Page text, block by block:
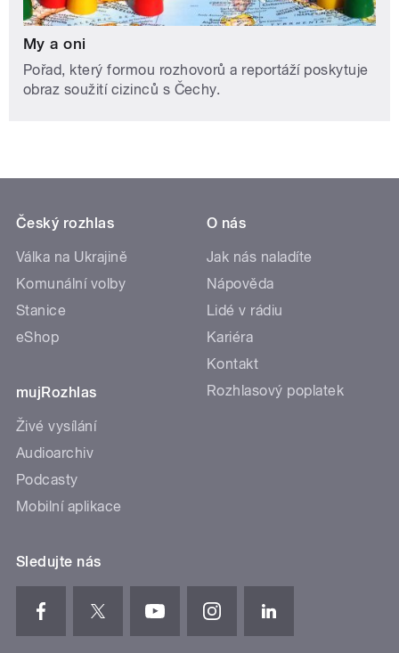
My a oni
Pořad, který formou rozhovorů a reportáží poskytuje
obraz soužití cizinců s Čechy.
Český rozhlas
Válka na Ukrajině
Komunální volby
Stanice
eShop
mujRozhlas
Živé vysílání
Audioarchiv
Podcasty
Mobilní aplikace
O nás
Jak nás naladíte
Nápověda
Lidé v rádiu
Kariéra
Kontakt
Rozhlasový poplatek
Sledujte nás